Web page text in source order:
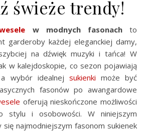
świeże trendy!
w modnych fasonachto
garderoby każdej eleganckiej damy,
na dźwięk muzyki i tańca! W
w kalejdoskopie, co sezon pojawiają
wybór idealnej sukienki może być
fasonów po awangardowe
oferują nieskończone możliwości
stylu i osobowości. W niniejszym
najmodniejszym fasonom sukienek